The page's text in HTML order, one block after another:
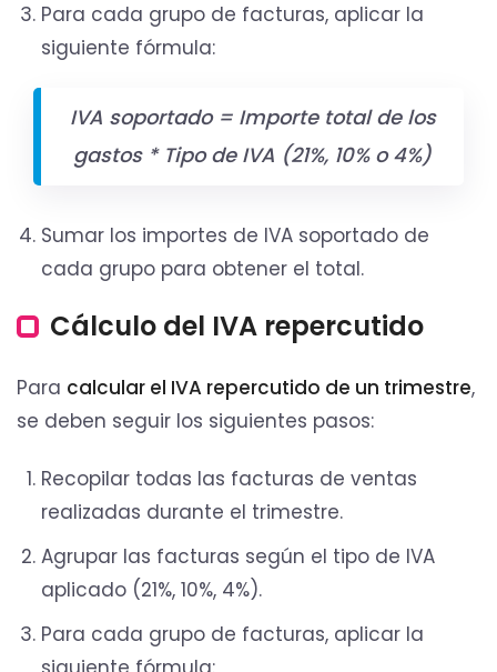
Para cada grupo de facturas, aplicar la
siguiente fórmula:
IVA soportado = Importe total de los
gastos * Tipo de IVA (21%, 10% o 4%)
Sumar los importes de IVA soportado de
cada grupo para obtener el total.
Cálculo del IVA repercutido
Para calcular el IVA repercutido de un trimestre,
se deben seguir los siguientes pasos:
Recopilar todas las facturas de ventas
realizadas durante el trimestre.
Agrupar las facturas según el tipo de IVA
aplicado (21%, 10%, 4%).
Para cada grupo de facturas, aplicar la